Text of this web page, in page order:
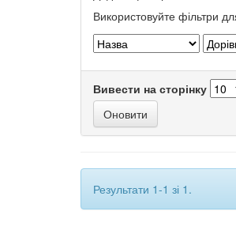
Використовуйте фільтри
Вивести на сторінку
Результати 1-1 зі 1.